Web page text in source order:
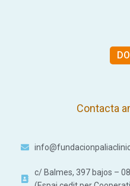
Contacta
c/ Balmes, 397 bajos –